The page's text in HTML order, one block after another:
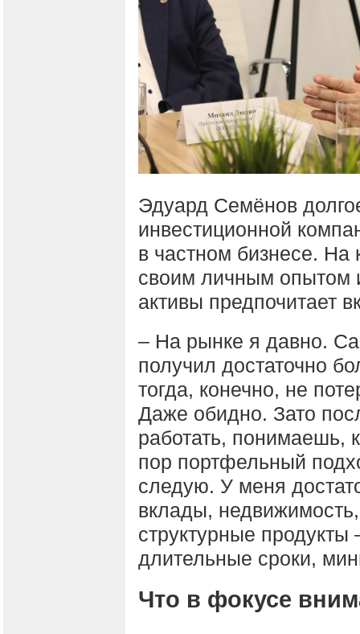
Эдуард Семёнов
инвестиционной
в частном бизнесе. На
своим личным опытом
активы предпочитает
– На рынке я давно.
получил достаточно
тогда, конечно, не
Даже обидно. Зато
работать, понимаешь,
пор портфельный
следую. У меня
вклады,
структурные
длительные сроки,
Что в фокусе